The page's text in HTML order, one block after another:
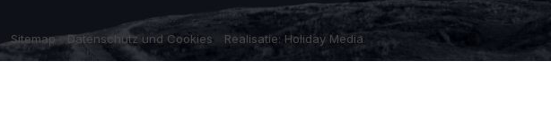
Sitemap Datenschutz und Cookies Realisatie: Holiday Media